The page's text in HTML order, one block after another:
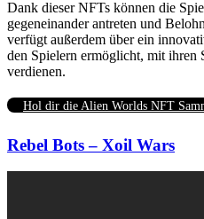
Dank dieser NFTs können die
gegeneinander antreten und
verfügt außerdem über ein
den Spielern ermöglicht, mit ihren
verdienen.
Hol dir die Alien Worlds NFT
Rebel Bots – Xoil Wars